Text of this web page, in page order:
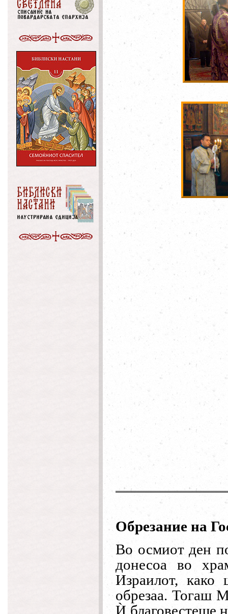
Обрезание на
Во осмиот ден
донесоа во
Израилот,
обрезаа. Тогаш
Ѝ благовестеше